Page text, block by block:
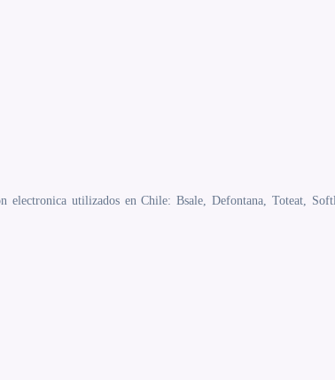
utilizados en Chile: Bsale, Defontana, Toteat,